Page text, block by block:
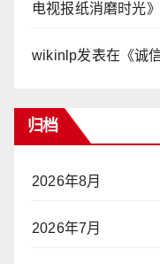
电视报纸消磨时光》
wikinlp发表在《诚
归档
2026年8月
2026年7月